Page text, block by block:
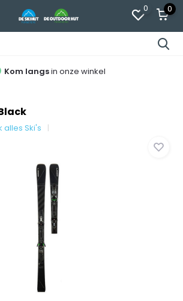
0 0
Kom langsin onze winkel
alles Ski's